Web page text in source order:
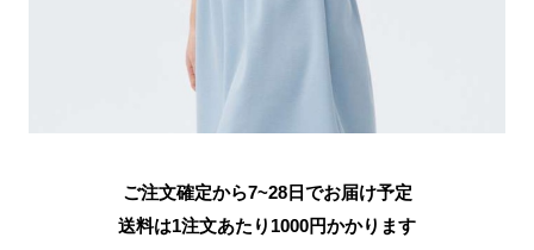
ご注文確定から7~28日でお届け予定
送料は1注文あたり 1000円かかります